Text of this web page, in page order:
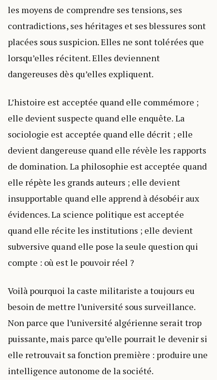
les moyens de comprendre ses tensions, ses
contradictions, ses héritages et ses blessures sont
placées sous suspicion. Elles ne sont tolérées que
lorsqu’elles récitent. Elles deviennent
dangereuses dès qu’elles expliquent.
L’histoire est acceptée quand elle commémore ;
elle devient suspecte quand elle enquête. La
sociologie est acceptée quand elle décrit ; elle
devient dangereuse quand elle révèle les rapports
de domination. La philosophie est acceptée quand
elle répète les grands auteurs ; elle devient
insupportable quand elle apprend à désobéir aux
évidences. La science politique est acceptée
quand elle récite les institutions ; elle devient
subversive quand elle pose la seule question qui
compte : où est le pouvoir réel ?
Voilà pourquoi la caste militariste a toujours eu
besoin de mettre l’université sous surveillance.
Non parce que l’université algérienne serait trop
puissante, mais parce qu’elle pourrait le devenir si
elle retrouvait sa fonction première : produire une
intelligence autonome de la société.